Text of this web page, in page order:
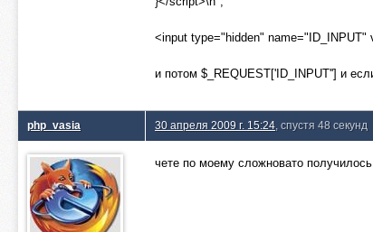
<input type="hidden"
и потом $_REQUEST['ID_INPUT''] и
php_vasia 30 апреля 2009 г. 15:24 , спустя 48 секунд
чете по моему сложновато